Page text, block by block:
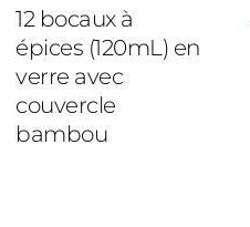
12 bocaux à
épices (120mL) en
verre avec
couvercle
bambou